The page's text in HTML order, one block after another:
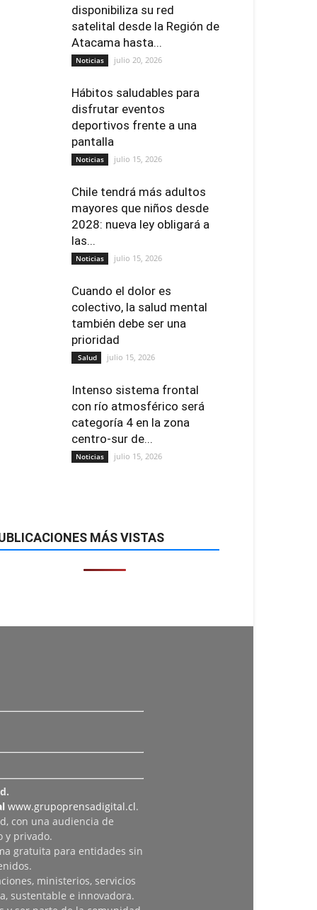
disponibiliza su red
satelital desde la Región de
Atacama hasta...
Noticias julio 20, 2026
Hábitos saludables para
disfrutar eventos
deportivos frente a una
pantalla
Noticias julio 15, 2026
Chile tendrá más adultos
mayores que niños desde
2028: nueva ley obligará a
las...
Noticias julio 15, 2026
Cuando el dolor es
colectivo, la salud mental
también debe ser una
prioridad
Salud julio 15, 2026
Intenso sistema frontal
con río atmosférico será
categoría 4 en la zona
centro-sur de...
Noticias julio 15, 2026
MÁS VISTAS
www.grupoprensadigital.cl.
con una audiencia de
y privado.
gratuita para entidades sin
ministerios, servicios
sustentable e innovadora.